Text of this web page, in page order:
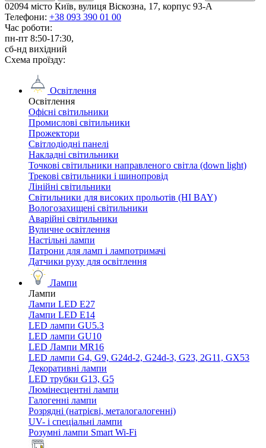
02094 місто Київ, вулиця Віскозна, 17, корпус 93-А
Телефони: +38 093 390 01 00
Час роботи:
пн-пт 8:50-17:30,
сб-нд вихідний
Схема проїзду:
Освітлення
Освітлення
Офісні світильники
Промислові світильники
Прожектори
Світлодіодні панелі
Накладні світильники
Точкові світильники направленого світла (down light)
Трекові світильники і шинопровід
Лінійні світильники
Світильники для високих прольотів (HI BAY)
Вологозахищені світильники
Аварійні світильники
Вуличне освітлення
Настільні лампи
Патрони для ламп і лампотримачі
Датчики руху для освітлення
Лампи
Лампи
Лампи LED E27
Лампи LED Е14
LED лампи GU5.3
LED лампи GU10
LED Лампи MR16
LED лампи G4, G9, G24d-2, G24d-3, G23, 2G11, GX53
Декоративні лампи
LED трубки G13, G5
Люмінесцентні лампи
Галогенні лампи
Розрядні (натрієві, металогалогенні)
UV- і спеціальні лампи
Розумні лампи Smart Wi-Fi